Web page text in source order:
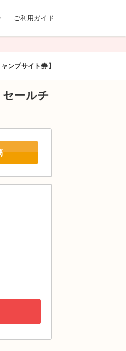
ご利用ガイド
ンプサイト券】
セールチ